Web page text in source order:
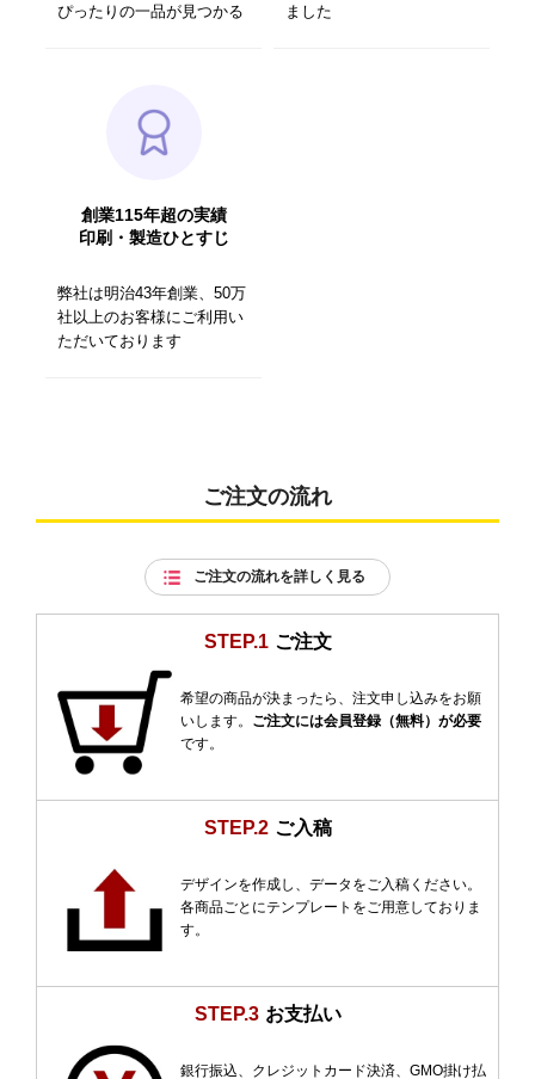
ぴったりの一品が見つかる
ました
創業115年超の実績
印刷・製造ひとすじ
弊社は明治43年創業、50万
社以上のお客様にご利用い
ただいております
ご注文の流れ
ご注文の流れを詳しく見る
STEP.1 ご注文
希望の商品が決まったら、注文申し込みをお願
いします。 ご注文には会員登録（無料）が必要
です。
STEP.2 ご入稿
デザインを作成し、データをご入稿ください。
各商品ごとにテンプレートをご用意しておりま
す。
STEP.3 お支払い
銀行振込、クレジットカード決済、GMO掛け払